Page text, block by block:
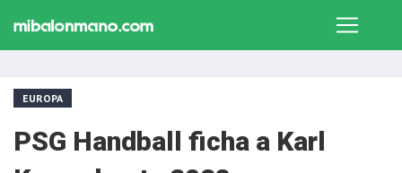
EUROPA
PSG Handball ficha a Karl